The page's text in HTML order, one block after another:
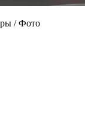
/ Фото